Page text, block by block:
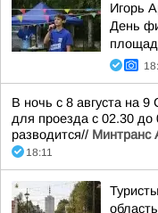
Игорь
День
В ночь с 8 августа на 9
для проезда с 02.30 до
разводится// Минтранс
18:11